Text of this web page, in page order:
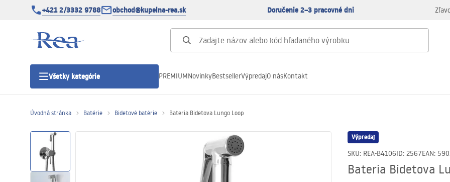
+421 2/3332 9788 obchod@kupelna-rea.sk Doručenie 2–3 pracovné dni
Všetky kategórie PREMIUMNovinkyBestsellerVýpredajO násKontakt
Úvodná stránka Batérie Bidetové batérie Bateria Bidetova Lungo Loop
Výpredaj
SKU: REA-B4106ID: 2567EAN:
Bateria Bidetova